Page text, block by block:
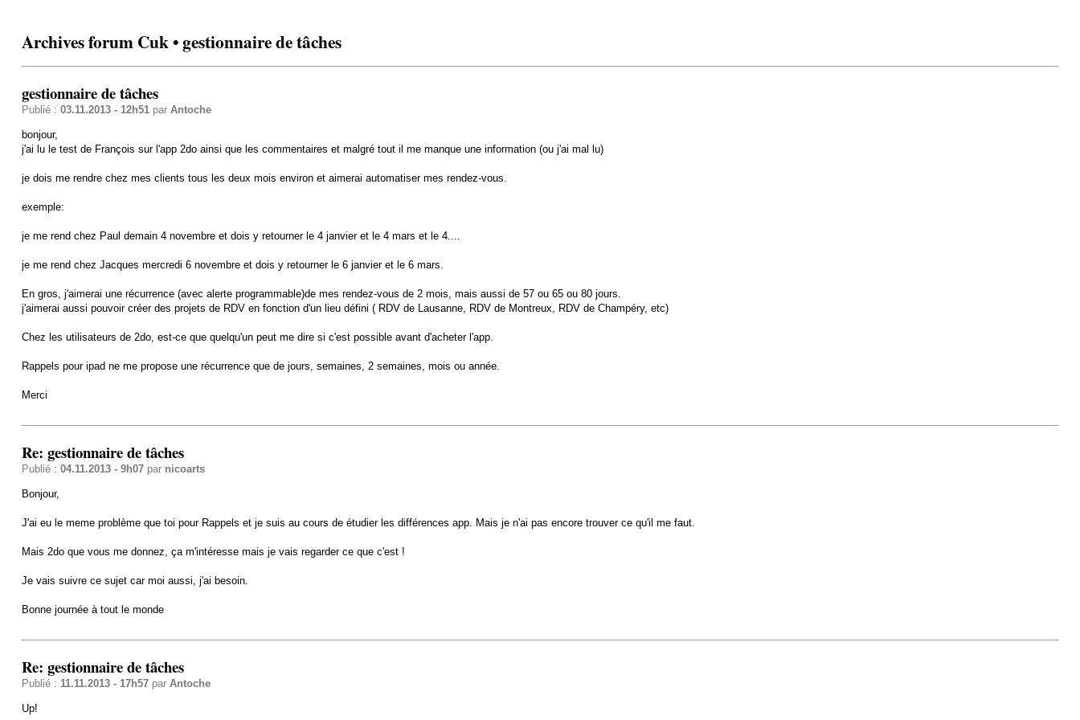
Archives forum Cuk • gestionnaire de tâches
gestionnaire de tâches
Publié : 03.11.2013 - 12h51par Antoche
bonjour,
j'ai lu le test de François sur l'app 2do ainsi que les commentaires et malgré tout il me manque une information (ou j'ai mal lu)
je dois me rendre chez mes clients tous les deux mois environ et aimerai automatiser mes rendez-vous.
exemple:
je me rend chez Paul demain 4 novembre et dois y retourner le 4 janvier et le 4 mars et le 4....
je me rend chez Jacques mercredi 6 novembre et dois y retourner le 6 janvier et le 6 mars.
En gros, j'aimerai une récurrence (avec alerte programmable)de mes rendez-vous de 2 mois, mais aussi de 57 ou 65 ou 80 jours.
j'aimerai aussi pouvoir créer des projets de RDV en fonction d'un lieu défini ( RDV de Lausanne, RDV de Montreux, RDV de Champéry, etc)
Chez les utilisateurs de 2do, est-ce que quelqu'un peut me dire si c'est possible avant d'acheter l'app.
Rappels pour ipad ne me propose une récurrence que de jours, semaines, 2 semaines, mois ou année.
Merci
Re: gestionnaire de tâches
Publié : 04.11.2013 - 9h07par nicoarts
Bonjour,
J'ai eu le meme problème que toi pour Rappels et je suis au cours de étudier les différences app. Mais je n'ai pas encore trouver ce qu'il me faut.
Mais 2do que vous me donnez, ça m'intéresse mais je vais regarder ce que c'est !
Je vais suivre ce sujet car moi aussi, j'ai besoin.
Bonne journée à tout le monde
Re: gestionnaire de tâches
Publié : 11.11.2013 - 17h57par Antoche
Up!